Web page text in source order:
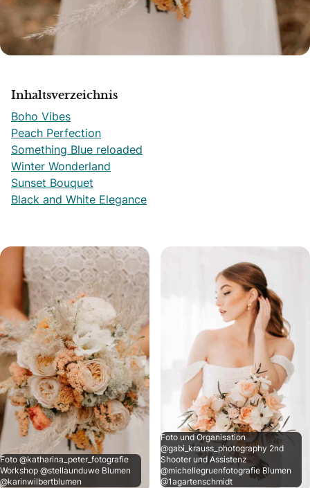
Inhaltsverzeichnis
Boho Vibes
Peach Perfection
Something Blue reloaded
Winter Wonderland
Sunset Bouquet
Black and White Elegance
Foto @katharina_peter_fotografie
Workshop @stellaunduwe Blumen
@karinwilbertblumen
Foto und Organisation
@gabi_krauss_photography 2nd
Shooter und Assistenz
@michellegruenfotografie Blumen
@1agartenschmidt